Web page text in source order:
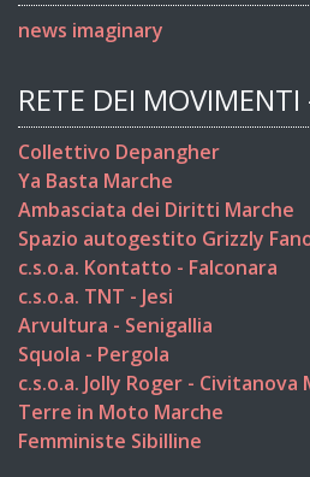
news imaginary
RETE DEI
Collettivo Depangher
Ya Basta Marche
Ambasciata dei Diritti Marche
Spazio autogestito Grizzly
c.s.o.a. Kontatto - Falconara
c.s.o.a. TNT - Jesi
Arvultura - Senigallia
Squola - Pergola
c.s.o.a. Jolly Roger - Civitanova
Terre in Moto Marche
Femministe Sibilline